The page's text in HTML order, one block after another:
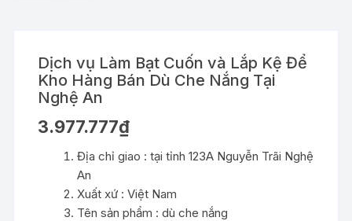
Dịch vụ Làm Bạt Cuốn và Lắp Kệ Để
Kho Hàng Bán Dù Che Nắng Tại
Nghệ An
3.977.777₫
Địa chỉ giao : tại tỉnh 123A Nguyễn Trãi Nghệ
An
Xuất xứ : Việt Nam
Tên sản phẩm : dù che nắng